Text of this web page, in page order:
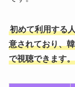
初めて利用する
意されており、
で視聴できます。